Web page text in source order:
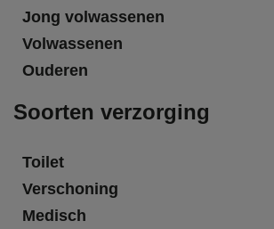
Jong volwassenen
Volwassenen
Ouderen
Soorten verzorging
Toilet
Verschoning
Medisch